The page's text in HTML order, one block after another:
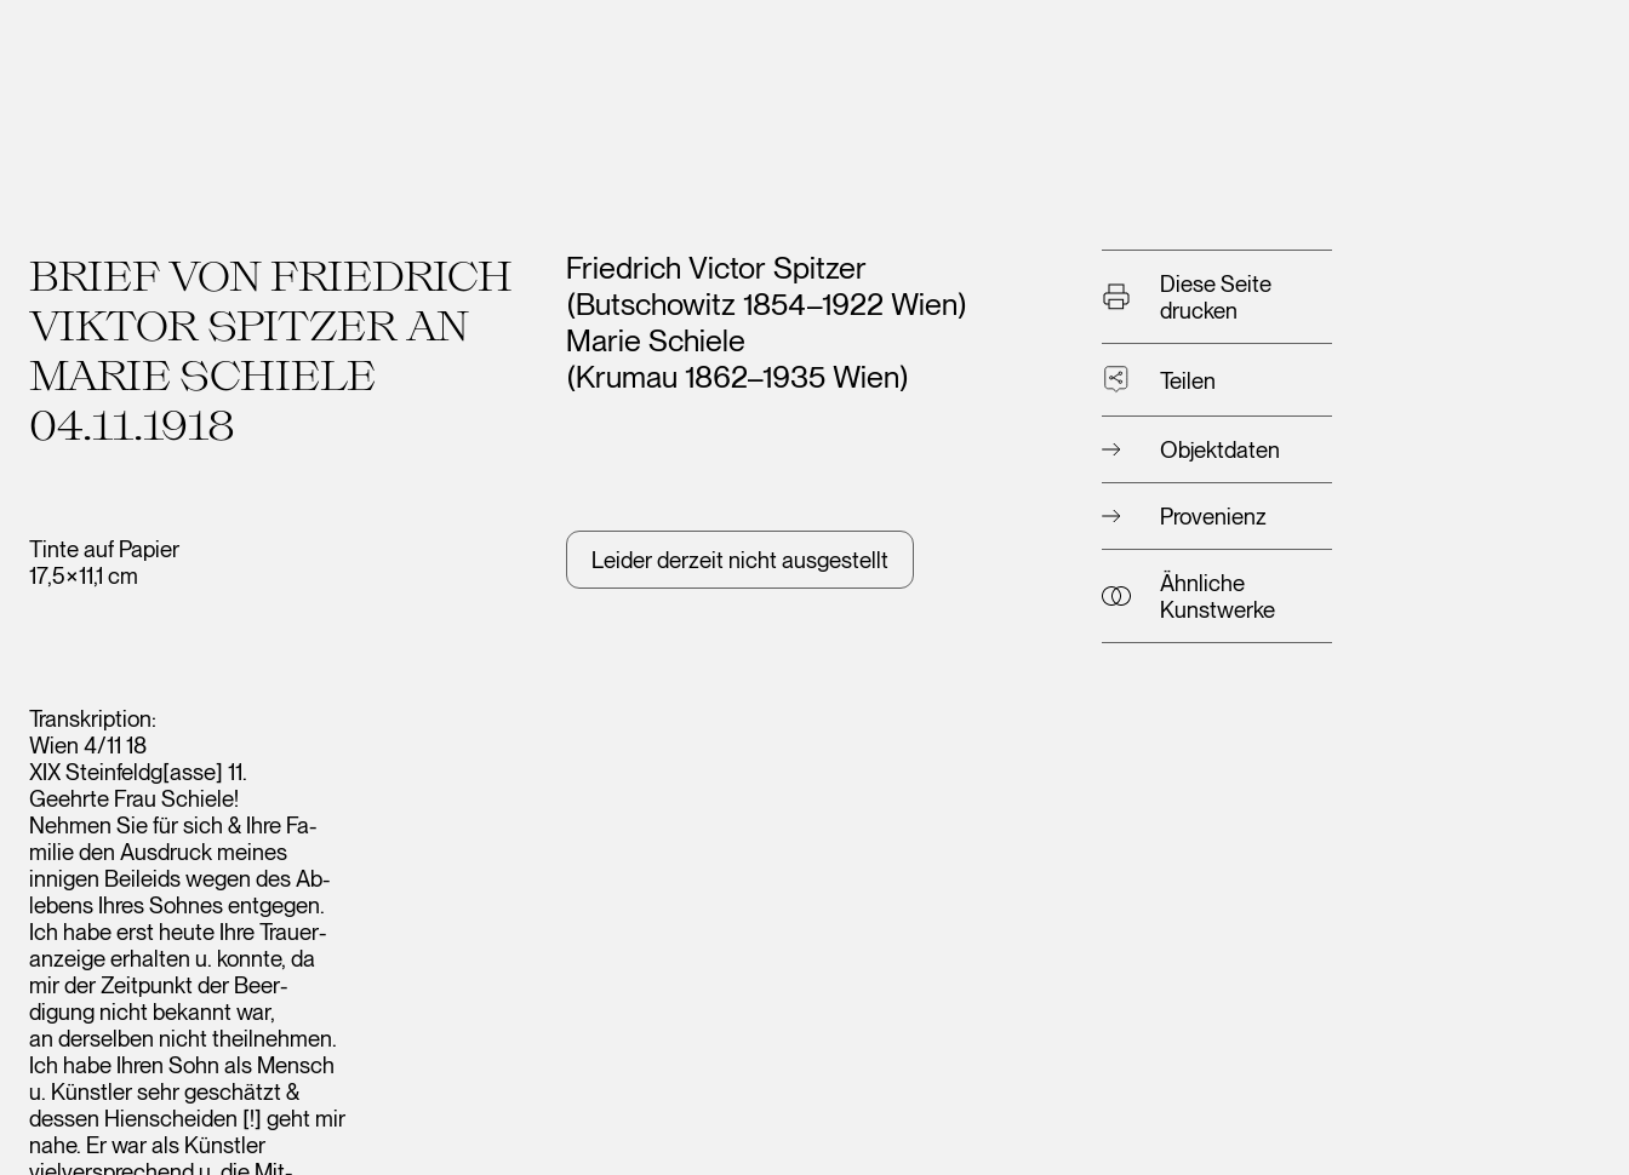
BRIEF VON FRIEDRICH
VIKTOR SPITZER AN
MARIE SCHIELE
04.11.1918
Tinte auf Papier
17,5×11,1 cm
Künstler*innen
Friedrich Victor Spitzer
(Butschowitz 1854–1922 Wien)
Marie Schiele
(Krumau 1862–1935 Wien)
Leider derzeit nicht ausgestellt
Diese Seite
drucken
Teilen
Objektdaten
Provenienz
Ähnliche
Kunstwerke
Transkription:
Wien 4/11 18
XIX Steinfeldg[asse] 11.
Geehrte Frau Schiele!
Nehmen Sie für sich & Ihre Fa-
milie den Ausdruck meines
innigen Beileids wegen des Ab-
lebens Ihres Sohnes entgegen.
Ich habe erst heute Ihre Trauer-
anzeige erhalten u. konnte, da
mir der Zeitpunkt der Beer-
digung nicht bekannt war,
an derselben nicht theilnehmen.
Ich habe Ihren Sohn als Mensch
u. Künstler sehr geschätzt &
dessen Hienscheiden [!] geht mir
nahe. Er war als Künstler